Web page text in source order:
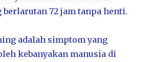
berlarutan 72 jam tanpa henti.
adalah simptom yang
kebanyakan manusia di